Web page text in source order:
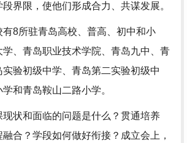
界限，使他们形成合力、共谋发展。
所驻青岛高校、普高、初中和小
、青岛职业技术学院、青岛九中、青
验初级中学、青岛第二实验初级中
和青岛鞍山二路小学。
和面临的问题是什么？贯通培养
合？学段如何做好衔接？成立会上，